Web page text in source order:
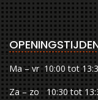
Ma – vr 10:00 tot
Za – zo 10:30 tot